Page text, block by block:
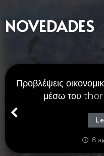
NOVEDADES
Προβλέψεις
μέσω του
8